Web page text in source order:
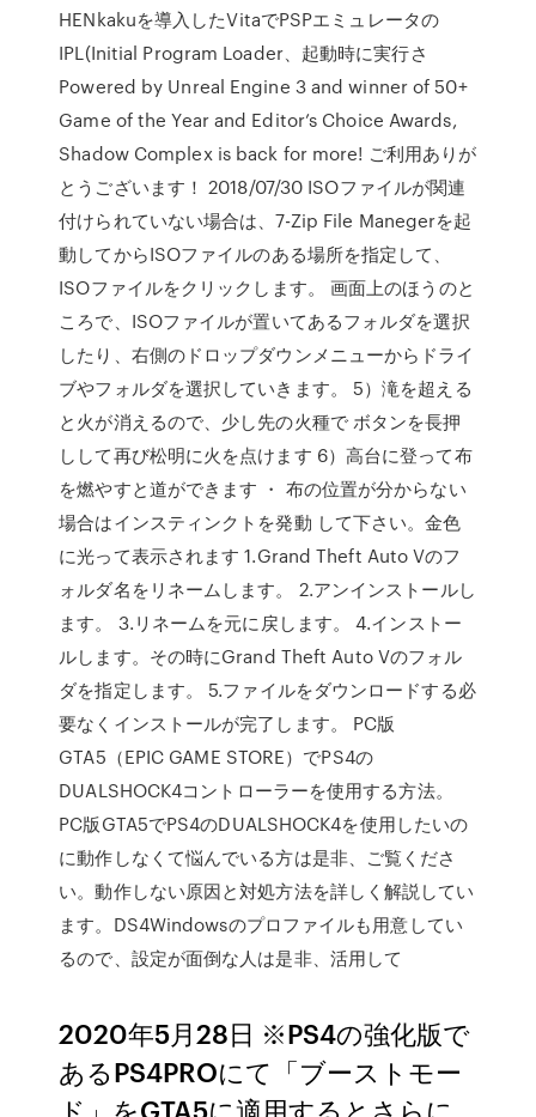
HENkakuを導入したVitaでPSPエミュレータの
IPL(Initial Program Loader、起動時に実行さ
Powered by Unreal Engine 3 and winner of 50+
Game of the Year and Editor’s Choice Awards,
Shadow Complex is back for more! ご利用ありが
とうございます！ 2018/07/30 ISOファイルが関連
付けられていない場合は、7-Zip File Manegerを起
動してからISOファイルのある場所を指定して、
ISOファイルをクリックします。 画面上のほうのと
ころで、ISOファイルが置いてあるフォルダを選択
したり、右側のドロップダウンメニューからドライ
ブやフォルダを選択していきます。 5）滝を超える
と火が消えるので、少し先の火種で ボタンを長押
しして再び松明に火を点けます 6）高台に登って布
を燃やすと道ができます ・ 布の位置が分からない
場合はインスティンクトを発動 して下さい。金色
に光って表示されます 1.Grand Theft Auto Vのフ
ォルダ名をリネームします。 2.アンインストールし
ます。 3.リネームを元に戻します。 4.インストー
ルします。その時にGrand Theft Auto Vのフォル
ダを指定します。 5.ファイルをダウンロードする必
要なくインストールが完了します。 PC版
GTA5（EPIC GAME STORE）でPS4の
DUALSHOCK4コントローラーを使用する方法。
PC版GTA5でPS4のDUALSHOCK4を使用したいの
に動作しなくて悩んでいる方は是非、ご覧くださ
い。動作しない原因と対処方法を詳しく解説してい
ます。DS4Windowsのプロファイルも用意してい
るので、設定が面倒な人は是非、活用して
2020年5月28日 ※PS4の強化版で
あるPS4PROにて「ブーストモー
ド」をGTA5に適用するとさらに